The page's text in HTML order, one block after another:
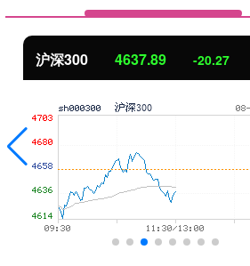
北证50 1115.17 -4.29